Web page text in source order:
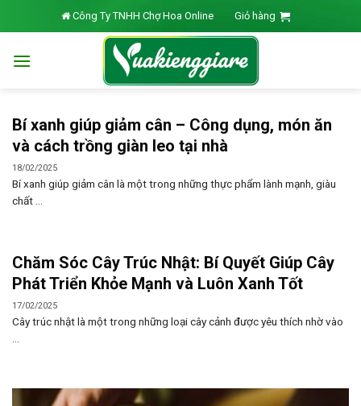
to
Công Ty TNHH Chợ Hoa Online Giỏ hàng
Bí xanh giúp giảm cân – Công dụng, món ăn
và cách trồng giàn leo tại nhà
18/02/2025
Bí xanh giúp giảm cân là một trong những thực phẩm lành mạnh, giàu
chất ...
Chăm Sóc Cây Trúc Nhật: Bí Quyết Giúp Cây
Phát Triển Khỏe Mạnh và Luôn Xanh Tốt
17/02/2025
Cây trúc nhật là một trong những loại cây cảnh được yêu thích nhờ vào